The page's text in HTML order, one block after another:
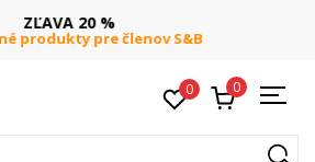
ZĽAVA 20 %
produkty pre členov S&B
0 0